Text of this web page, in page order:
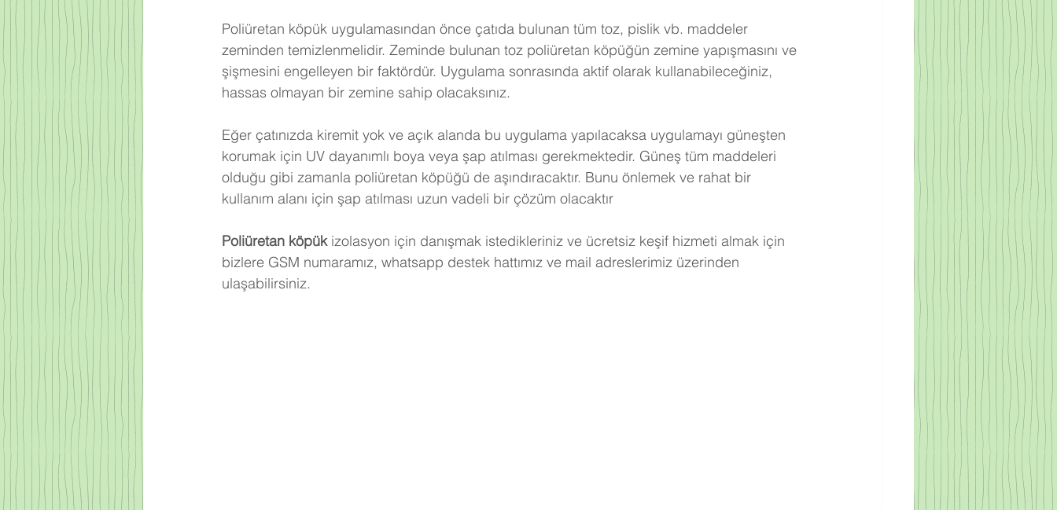
Poliüretan köpük uygulamasından önce çatıda bulunan tüm toz, pislik vb. maddeler
zeminden temizlenmelidir. Zeminde bulunan toz poliüretan köpüğün zemine yapışmasını ve
şişmesini engelleyen bir faktördür. Uygulama sonrasında aktif olarak kullanabileceğiniz,
hassas olmayan bir zemine sahip olacaksınız.
Eğer çatınızda kiremit yok ve açık alanda bu uygulama yapılacaksa uygulamayı güneşten
korumak için UV dayanımlı boya veya şap atılması gerekmektedir. Güneş tüm maddeleri
olduğu gibi zamanla poliüretan köpüğü de aşındıracaktır. Bunu önlemek ve rahat bir
kullanım alanı için şap atılması uzun vadeli bir çözüm olacaktır
Poliüretan köpük izolasyon için danışmak istedikleriniz ve ücretsiz keşif hizmeti almak için
bizlere GSM numaramız, whatsapp destek hattımız ve mail adreslerimiz üzerinden
ulaşabilirsiniz.